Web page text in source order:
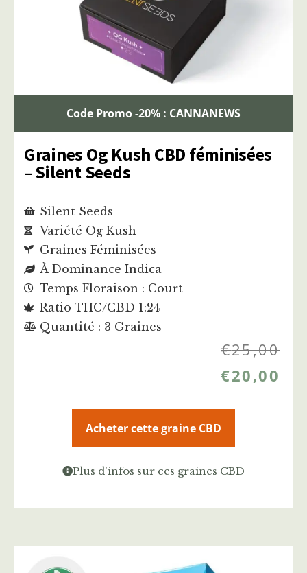
Code Promo -20% : CANNANEWS
Graines Og Kush CBD féminisées
– Silent Seeds
Silent Seeds
Variété Og Kush
Graines Féminisées
À Dominance Indica
Temps Floraison : Court
Ratio THC/CBD 1:24
Quantité : 3 Graines
€25,00
€20,00
Acheter cette graine CBD
Plus d'infos sur ces graines CBD